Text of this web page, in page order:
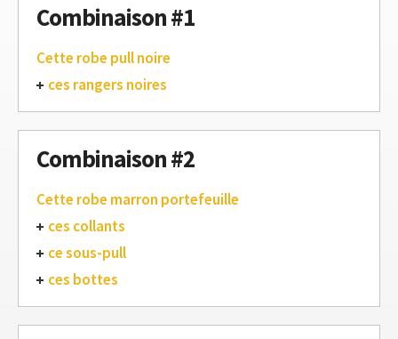
Combinaison #1
Cette robe pull noire
ces rangers noires
Combinaison #2
Cette robe marron portefeuille
ces collants
ce sous-pull
ces bottes